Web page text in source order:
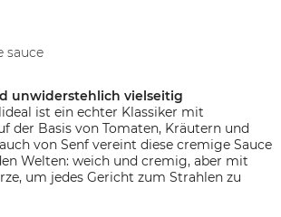
sauce
unwiderstehlich vielseitig
ist ein echter Klassiker mit
der Basis von Tomaten, Kräutern und
von Senf vereint diese cremige Sauce
Welten: weich und cremig, aber mit
um jedes Gericht zum Strahlen zu